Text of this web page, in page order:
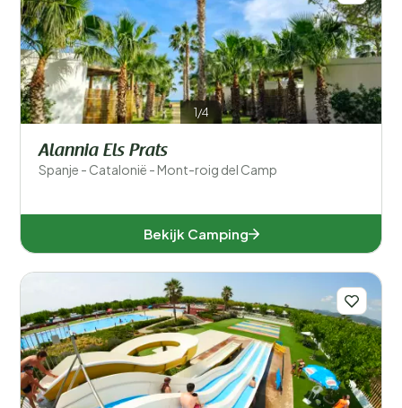
1/4
Alannia Els Prats
Spanje - Catalonië - Mont-roig del Camp
Bekijk Camping